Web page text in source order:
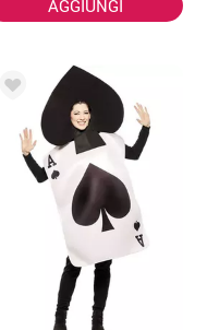
AGGIUNGI